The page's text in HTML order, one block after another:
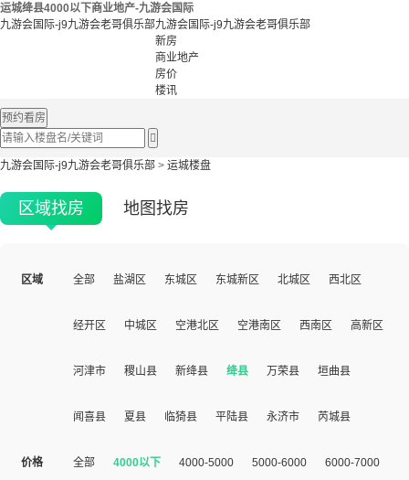
运城绛县4000以下商业地产-九游会国际
九游会国际-j9九游会老哥俱乐部九游会国际-j9九游会老哥俱乐部
新房
商业地产
房价
楼讯
预约看房

九游会国际-j9九游会老哥俱乐部 > 运城楼盘
区域找房 地图找房
区域 全部 盐湖区 东城区 东城新区 北城区 西北区
经开区 中城区 空港北区 空港南区 西南区 高新区
河津市 稷山县 新绛县 绛县 万荣县 垣曲县
闻喜县 夏县 临猗县 平陆县 永济市 芮城县
价格 全部 4000以下 4000-5000 5000-6000 6000-7000